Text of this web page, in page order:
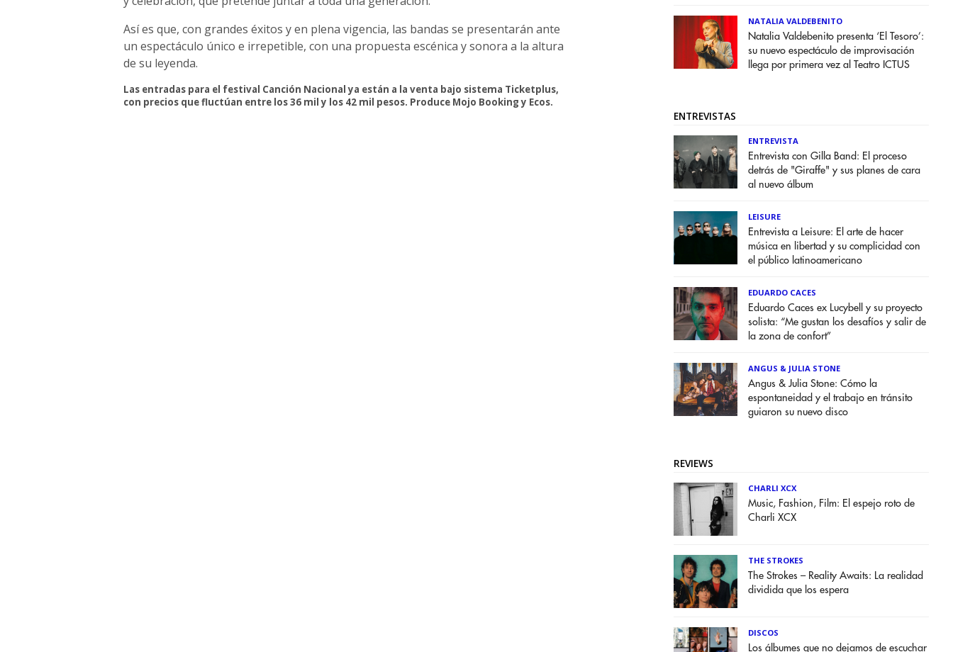
Así es que, con grandes éxitos y en plena vigencia, las bandas se presentarán ante
un espectáculo único e irrepetible, con una propuesta escénica y sonora a la altura
de su leyenda.
Las entradas para el festival Canción Nacional ya están a la venta bajo sistema Ticketplus,
con precios que fluctúan entre los 36 mil y los 42 mil pesos. Produce Mojo Booking y Ecos.
NATALIA VALDEBENITO
Natalia Valdebenito presenta ‘El Tesoro’:
su nuevo espectáculo de improvisación
llega por primera vez al Teatro ICTUS
ENTREVISTAS
ENTREVISTA
Entrevista con Gilla Band: El proceso
detrás de "Giraffe" y sus planes de cara
al nuevo álbum
LEISURE
Entrevista a Leisure: El arte de hacer
música en libertad y su complicidad con
el público latinoamericano
EDUARDO CACES
Eduardo Caces ex Lucybell y su proyecto
solista: “Me gustan los desafíos y salir de
la zona de confort”
ANGUS & JULIA STONE
Angus & Julia Stone: Cómo la
espontaneidad y el trabajo en tránsito
guiaron su nuevo disco
REVIEWS
CHARLI XCX
Music, Fashion, Film: El espejo roto de
Charli XCX
THE STROKES
The Strokes – Reality Awaits: La realidad
dividida que los espera
DISCOS
Los álbumes que no dejamos de escuchar